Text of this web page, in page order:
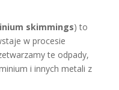
skimmings) to
w procesie
te odpady,
i innych metali z